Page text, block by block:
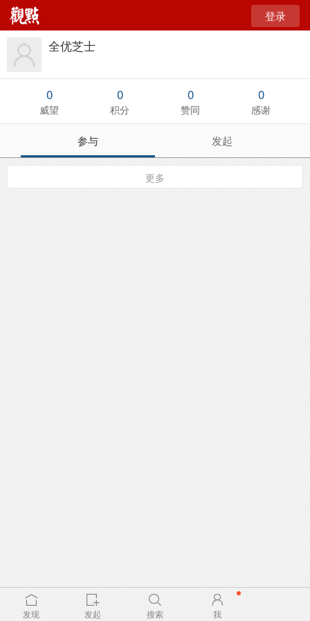
登录
全优芝士
0
威望
0
积分
0
赞同
0
感谢
参与 发起
更多
发现 发起 搜索 我